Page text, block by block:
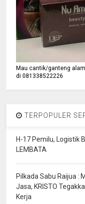
Mau cantik/ganteng
di 081338522226
TERPOPULER
H-17 Pemilu, Logistik
LEMBATA
Pilkada Sabu Raijua :
Jasa, KRISTO
Kerja